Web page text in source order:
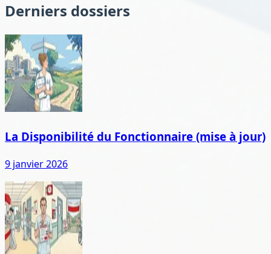
Derniers dossiers
La Disponibilité du Fonctionnaire (mise à jour)
9 janvier 2026